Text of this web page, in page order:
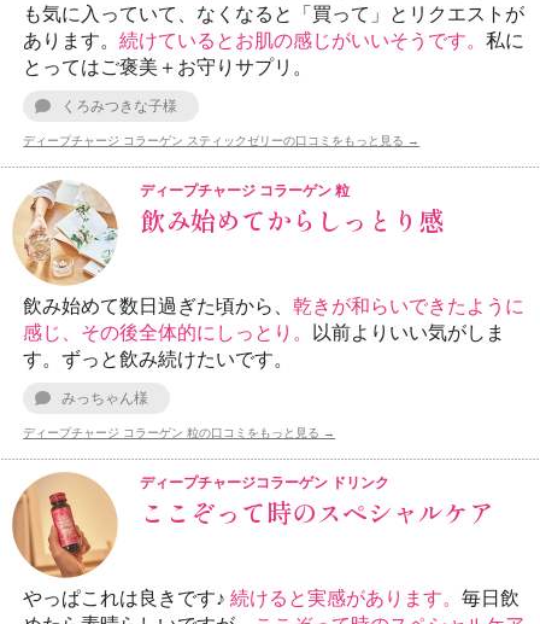
も気に入っていて、なくなると「買って」とリクエストが
あります。続けているとお肌の感じがいいそうです。私に
とってはご褒美＋お守りサプリ。
くろみつきな子様
ディープチャージ コラーゲン スティックゼリーの口コミをもっと見る →
ディープチャージ コラーゲン 粒
飲み始めてからしっとり感
飲み始めて数日過ぎた頃から、乾きが和らいできたように
感じ、その後全体的にしっとり。
以前よりいい気がしま
す。ずっと飲み続けたいです。
みっちゃん様
ディープチャージ コラーゲン 粒の口コミをもっと見る →
ディープチャージコラーゲン ドリンク
ここぞって時のスペシャルケア
やっぱこれは良きです♪続けると実感があります。毎日飲